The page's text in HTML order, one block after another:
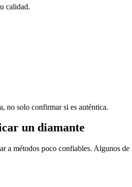
calidad.
no solo confirmar si es auténtica.
un diamante
a métodos poco confiables. Algunos